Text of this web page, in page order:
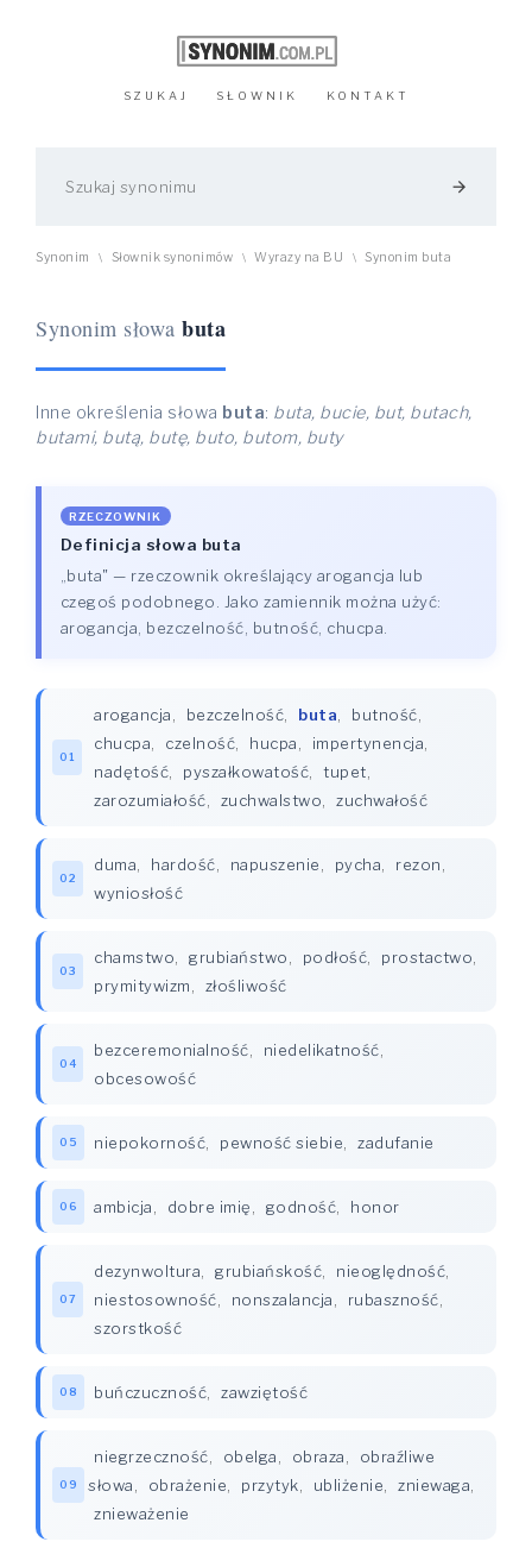
SZUKAJ SŁOWNIK KONTAKT
arrow_forward
Synonim \ Słownik synonimów \ Wyrazy na BU \ Synonim buta
Synonim słowa buta
Inne określenia słowa buta: buta, bucie, but, butach,
butami, butą, butę, buto, butom, buty
RZECZOWNIK
Definicja słowa buta
„buta" — rzeczownik określający arogancja lub
czegoś podobnego. Jako zamiennik można użyć:
arogancja, bezczelność, butność, chucpa.
01
arogancja, bezczelność, buta, butność,
chucpa, czelność, hucpa, impertynencja,
nadętość, pyszałkowatość, tupet,
zarozumiałość, zuchwalstwo, zuchwałość
02
duma, hardość, napuszenie, pycha, rezon,
wyniosłość
03
chamstwo, grubiaństwo, podłość, prostactwo,
prymitywizm, złośliwość
04
bezceremonialność, niedelikatność,
obcesowość
05 niepokorność, pewność siebie, zadufanie
06 ambicja, dobre imię, godność, honor
07
dezynwoltura, grubiańskość, nieoględność,
niestosowność, nonszalancja, rubaszność,
szorstkość
08 buńczuczność, zawziętość
09
niegrzeczność, obelga, obraza,
obraźliwe
słowa, obrażenie, przytyk, ubliżenie, zniewaga,
znieważenie